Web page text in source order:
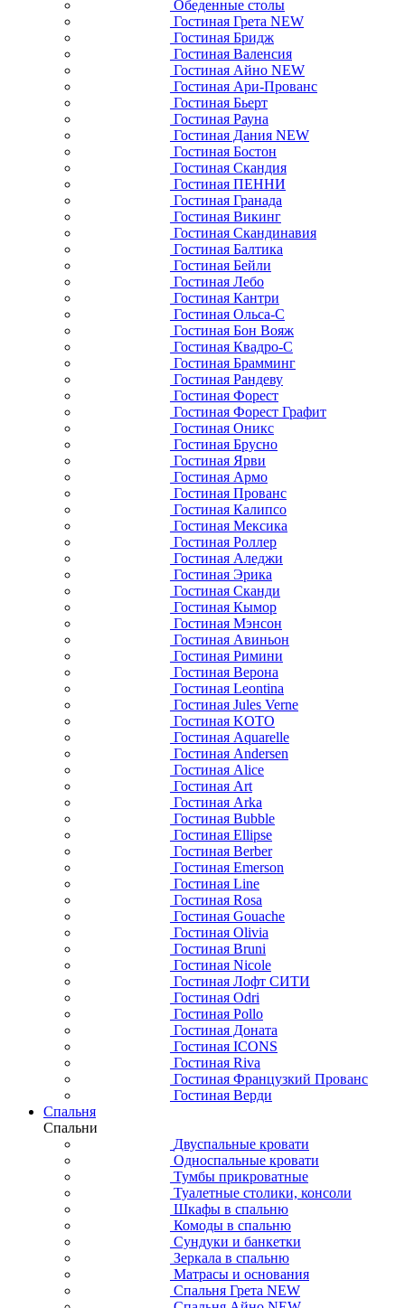
Обеденные столы
Гостиная Грета NEW
Гостиная Бридж
Гостиная Валенсия
Гостиная Айно NEW
Гостиная Ари-Прованс
Гостиная Бьерт
Гостиная Рауна
Гостиная Дания NEW
Гостиная Бостон
Гостиная Скандия
Гостиная ПЕННИ
Гостиная Гранада
Гостиная Викинг
Гостиная Скандинавия
Гостиная Балтика
Гостиная Бейли
Гостиная Лебо
Гостиная Кантри
Гостиная Ольса-С
Гостиная Бон Вояж
Гостиная Квадро-С
Гостиная Брамминг
Гостиная Рандеву
Гостиная Форест
Гостиная Форест Графит
Гостиная Оникс
Гостиная Брусно
Гостиная Ярви
Гостиная Армо
Гостиная Прованс
Гостиная Калипсо
Гостиная Мексика
Гостиная Роллер
Гостиная Аледжи
Гостиная Эрика
Гостиная Сканди
Гостиная Кымор
Гостиная Мэнсон
Гостиная Авиньон
Гостиная Римини
Гостиная Верона
Гостиная Leontina
Гостиная Jules Verne
Гостиная KOTO
Гостиная Aquarelle
Гостиная Andersen
Гостиная Alice
Гостиная Art
Гостиная Arka
Гостиная Bubble
Гостиная Ellipse
Гостиная Berber
Гостиная Emerson
Гостиная Line
Гостиная Rosa
Гостиная Gouache
Гостиная Olivia
Гостиная Bruni
Гостиная Nicole
Гостиная Лофт СИТИ
Гостиная Odri
Гостиная Pollo
Гостиная Доната
Гостиная ICONS
Гостиная Riva
Гостиная Французкий Прованс
Гостиная Верди
Спальня
Спальни
Двуспальные кровати
Односпальные кровати
Тумбы прикроватные
Туалетные столики, консоли
Шкафы в спальню
Комоды в спальню
Сундуки и банкетки
Зеркала в спальню
Матрасы и основания
Спальня Грета NEW